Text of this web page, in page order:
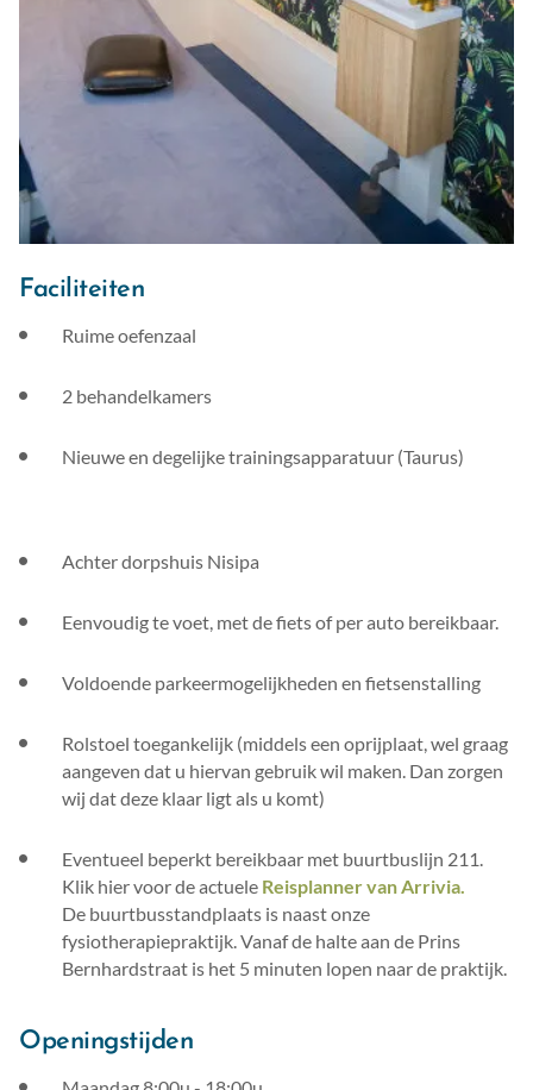
Faciliteiten
Ruime oefenzaal
2 behandelkamers
Nieuwe en degelijke trainingsapparatuur (Taurus)
Achter dorpshuis Nisipa
Eenvoudig te voet, met de fiets of per auto bereikbaar.
Voldoende parkeermogelijkheden en fietsenstalling
Rolstoel toegankelijk (middels een oprijplaat, wel graag
aangeven dat u hiervan gebruik wil maken. Dan zorgen
wij dat deze klaar ligt als u komt)
Eventueel beperkt bereikbaar met buurtbuslijn 211.
Klik hier voor de actuele Reisplanner van Arrivia.
De buurtbusstandplaats is naast onze
fysiotherapiepraktijk. Vanaf de halte aan de Prins
Bernhardstraat is het 5 minuten lopen naar de praktijk.
Openingstijden